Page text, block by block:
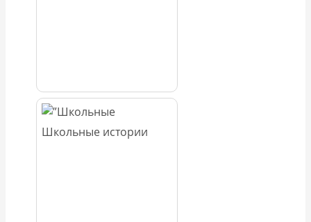
Школьные истории